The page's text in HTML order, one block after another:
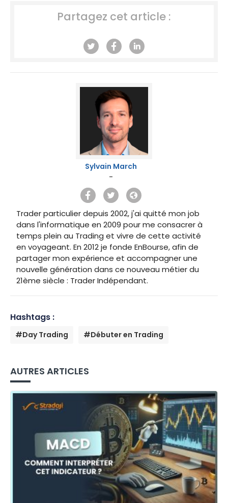
Partagez cet article :
Sylvain March
-
Trader particulier depuis 2002, j'ai quitté mon job
dans l'informatique en 2009 pour me consacrer à
temps plein au Trading et vivre de cette activité
en voyageant. En 2012 je fonde EnBourse, afin de
partager mon expérience et accompagner une
nouvelle génération dans ce nouveau métier du
21ème siècle : Trader Indépendant.
Hashtags :
#Day Trading #Débuter en Trading
AUTRES ARTICLES